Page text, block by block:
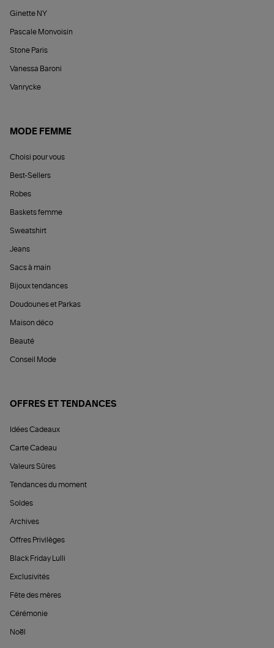
Ginette NY
Pascale Monvoisin
Stone Paris
Vanessa Baroni
Vanrycke
MODE FEMME
Choisi pour vous
Best-Sellers
Robes
Baskets femme
Sweatshirt
Jeans
Sacs à main
Bijoux tendances
Doudounes et Parkas
Maison déco
Beauté
Conseil Mode
OFFRES ET TENDANCES
Idées Cadeaux
Carte Cadeau
Valeurs Sûres
Tendances du moment
Soldes
Archives
Offres Privilèges
Black Friday Lulli
Exclusivités
Fête des mères
Cérémonie
Noël